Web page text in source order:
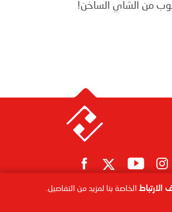
الخاصة بنا لمزيد من التفاصيل.
من الشاي الساخن!